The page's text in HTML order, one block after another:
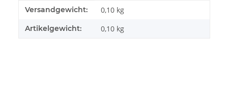
Produkteigenschaft
Wert
Versandgewicht: 0,10 kg
Artikelgewicht: 0,10 kg